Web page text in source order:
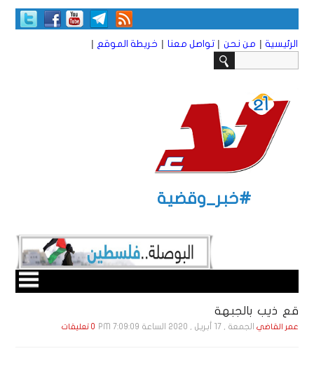
الرئيسية | من نحن | تواصل معنا | خريطة الموقع |
#خبر_وقضية
قع ذيب بالجبهة
عمر القاضي الجمعة , 17 أبـريـل , 2020 الساعة 7:09:09 PM 0 تعليقات